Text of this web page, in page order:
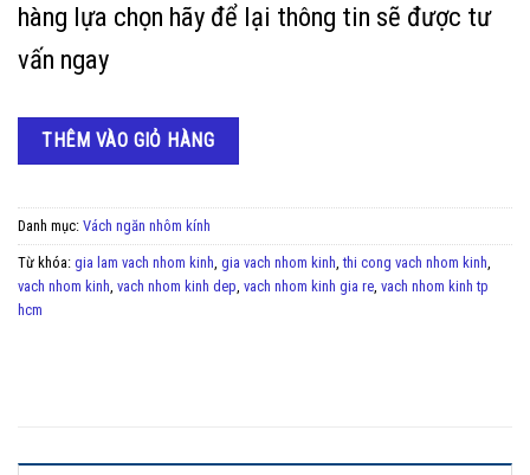
hàng lựa chọn hãy để lại thông tin sẽ được tư
vấn ngay
THÊM VÀO GIỎ HÀNG
Danh mục: Vách ngăn nhôm kính
Từ khóa: gia lam vach nhom kinh, gia vach nhom kinh,thi cong vach nhom kinh,
vach nhom kinh, vach nhom kinh dep, vach nhom kinh gia re, vach nhom kinh tp
hcm